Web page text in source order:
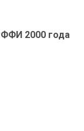
2000 года